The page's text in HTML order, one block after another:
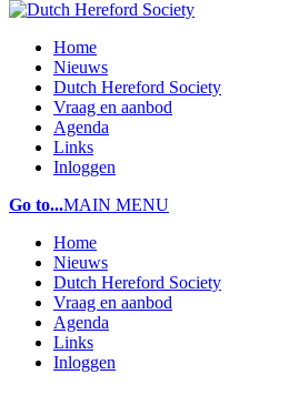
Home
Nieuws
Dutch Hereford Society
Vraag en aanbod
Agenda
Links
Inloggen
Go to...MAIN MENU
Home
Nieuws
Dutch Hereford Society
Vraag en aanbod
Agenda
Links
Inloggen